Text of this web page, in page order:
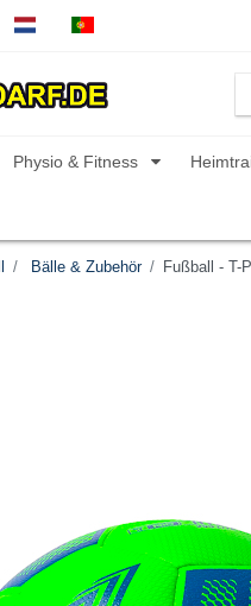
Physio & Fitness
Bälle & Zubehör Fußball - T-